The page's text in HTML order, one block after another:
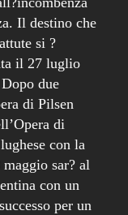
Il destino che
si ?
il 27 luglio
due
di Pilsen
di
con la
sar? al
con un
per un